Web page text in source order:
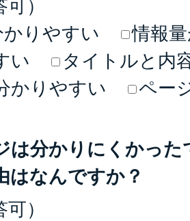
）
りやすい
情報
い
タイトルと内
かりやすい
ペー
は分かりにくかっ
はなんですか？
）